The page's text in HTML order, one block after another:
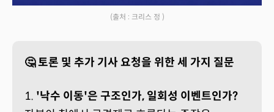
(출처 : 크리스 정 )
🤔 토론 및 추가 기사 요청을 위한 세 가지 질문
1. '낙수 이동'은 구조인가, 일회성 이벤트인가?